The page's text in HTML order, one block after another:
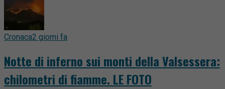
Cronaca2 giorni fa
Notte di inferno sui monti della Valsessera:
chilometri di fiamme. LE FOTO